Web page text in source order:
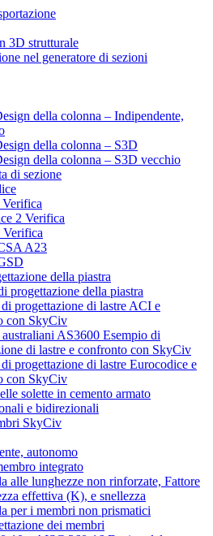
3D strutturale
nel generatore di sezioni
della colonna – Indipendente,
della colonna – S3D
della colonna – S3D vecchio
di sezione
2 Verifica
Verifica
A23
della piastra
progettazione della piastra
progettazione di lastre ACI e
con SkyCiv
australiani AS3600 Esempio di
di lastre e confronto con SkyCiv
progettazione di lastre Eurocodice e
con SkyCiv
solette in cemento armato
e bidirezionali
SkyCiv
autonomo
integrato
alle lunghezze non rinforzate, Fattore
effettiva (K), e snellezza
per i membri non prismatici
dei membri